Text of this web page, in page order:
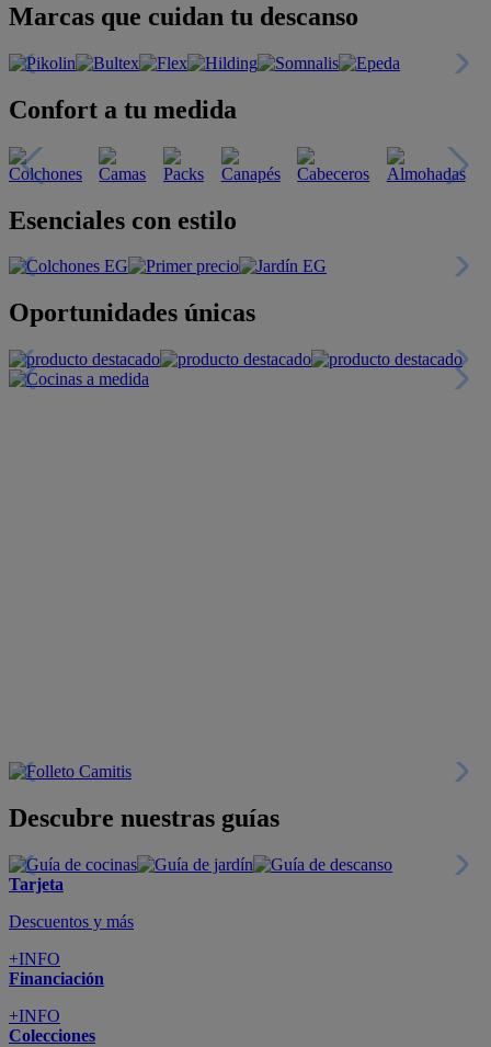
Marcas que cuidan tu descanso
Confort a tu medida
Esenciales con estilo
Oportunidades únicas
Descubre nuestras guías
Tarjeta
Descuentos y más
+INFO
Financiación
+INFO
Colecciones